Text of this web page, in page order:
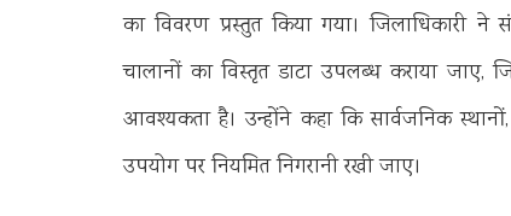
का विवरण प्रस्तुत किया गया। जिलाधिकारी ने
चालानों का विस्तृत डाटा उपलब्ध कराया जाए,
आवश्यकता है। उन्होंने कहा कि सार्वजनिक
उपयोग पर नियमित निगरानी रखी जाए।